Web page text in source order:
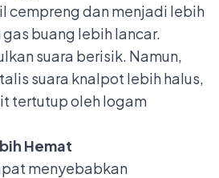
cemprengdan menjadi lebih
buang lebih lancar.
suara berisik. Namun,
suara knalpot lebih halus,
tertutup oleh logam
Hemat
menyebabkan